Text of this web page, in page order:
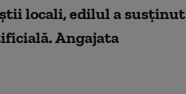
locali, edilul a susținut
Angajata